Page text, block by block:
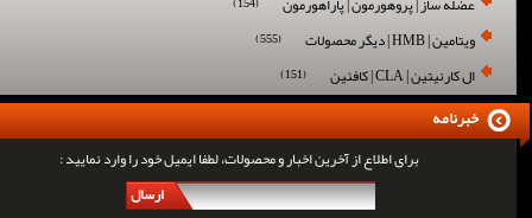
ویتامین | HMB | دیگر محصولات (555)
ال کارنیتین | CLA | کافئین (151)
برای اطلاع از آخرین اخبار و محصولات، لطفا ایمیل خود را وارد نمایید :
ارسال
خبرنامه